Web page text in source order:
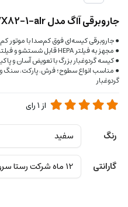
جاروبرقی آاگ مدل AEG VX82-1-alr
● جاروبرقی کیسه‌ای فوق کم‌صدا با
● مجهز به فیلتر HEPA قابل شستشو و فیلتراسیون چندمرحله‌ای
● کیسه گردوغبار بزرگ با تعویض آسان و
● مناسب انواع سطوح؛ فرش، پارکت، سنگ و
گردوغبار
از 1رای
رنگ
گارانتی